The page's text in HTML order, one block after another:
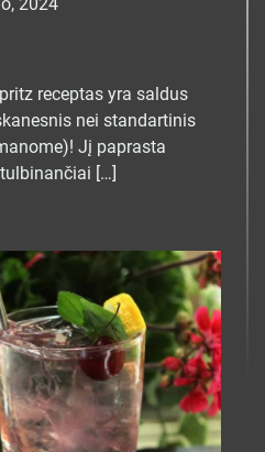
receptas yra saldus
nei standartinis
Jį paprasta
[…]